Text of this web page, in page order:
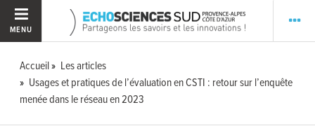
MENU
Accueil
Les articles
Usages et pratiques de l’évaluation en CSTI : retour sur l’enquête
menée dans le réseau en 2023